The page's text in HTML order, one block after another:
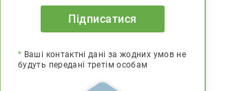
Підписатися
* Ваші контактні дані за жодних умов не
будуть передані третім особам